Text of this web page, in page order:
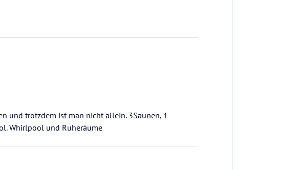
und trotzdem ist man nicht allein. 3Saunen, 1
Whirlpool und Ruheräume